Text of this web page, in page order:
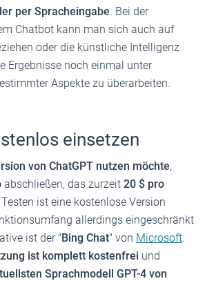
per Spracheingabe. Bei der
Chatbot kann man sich auch auf
oder die künstliche Intelligenz
Ergebnisse noch einmal unter
Aspekte zu überarbeiten.
einsetzen
von ChatGPT nutzen möchte,
abschließen, das zurzeit 20 $ pro
ist eine kostenlose Version
allerdings eingeschränkt
ist der "Bing Chat" von Microsoft.
ist komplett kostenfrei und
Sprachmodell GPT-4 von